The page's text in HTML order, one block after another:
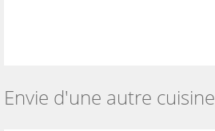
Envie d'une autre cuisine